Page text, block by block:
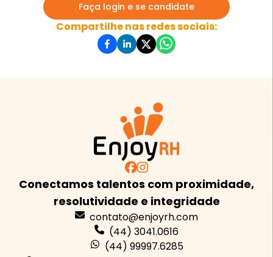
Faça login e se candidate
Compartilhe nas redes sociais:
Conectamos talentos com proximidade,
resolutividade e integridade
contato@enjoyrh.com
(44) 3041.0616
(44) 99997.6285